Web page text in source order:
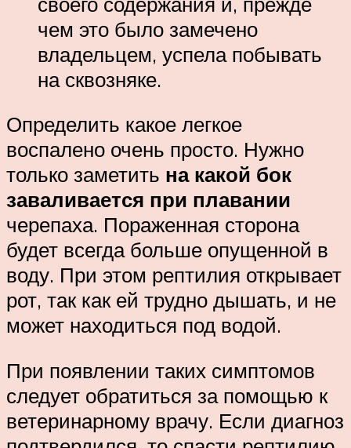
чем это было замечено
владельцем, успела побывать
на сквозняке.
Определить какое легкое
воспалено очень просто. Нужно
только заметить на какой бок
заваливается при плавании
черепаха. Пораженная сторона
будет всегда больше опущенной в
воду. При этом рептилия открывает
рот, так как ей трудно дышать, и не
может находиться под водой.
При появлении таких симптомов
следует обратиться за помощью к
ветеринарному врачу. Если диагноз